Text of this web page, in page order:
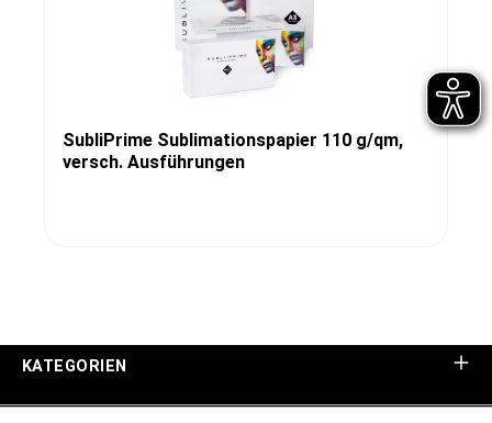
SubliPrime Sublimationspapier 110 g/qm,
versch. Ausführungen
KATEGORIEN